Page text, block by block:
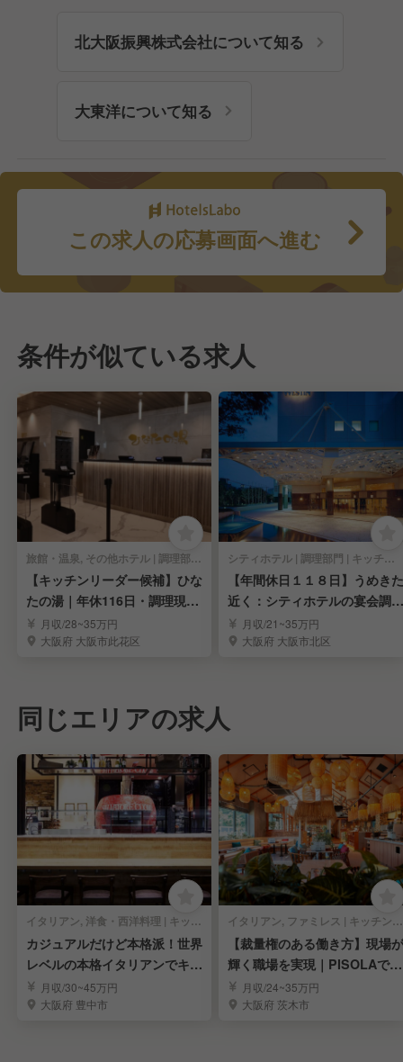
北大阪振興株式会社について知る
大東洋について知る
この求人の応募画面へ進む
条件が似ている求人
旅館・温泉, その他ホテル | 調理部門 | キッチンスタッフ
【キッチンリーダー候補】ひな
たの湯｜年休116日・調理現場
のまとめ役
月収/28~35万円
大阪府 大阪市此花区
シティホテル | 調理部門 | キッチンスタッフ
【年間休日１１８日】うめきた
近く：シティホテルの宴会調理
スタッフ募集！
月収/21~35万円
大阪府 大阪市北区
同じエリアの求人
イタリアン, 洋食・西洋料理 | キッチンスタッフ
カジュアルだけど本格派！世界
レベルの本格イタリアンでキッ
チンスタッフ募集！
月収/30~45万円
大阪府 豊中市
イタリアン, ファミレス | キッチンスタッフ
【裁量権のある働き方】現場が
輝く職場を実現｜PISOLAで料
理長候補募集
月収/24~35万円
大阪府 茨木市